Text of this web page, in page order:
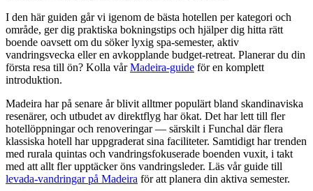
I den här guiden går vi igenom de bästa hotellen per kategori och
område, ger dig praktiska bokningstips och hjälper dig hitta rätt
boende oavsett om du söker lyxig spa-semester, aktiv
vandringsvecka eller en avkopplande budget-retreat. Planerar du din
första resa till ön? Kolla vårMadeira-guide för en komplett
introduktion.
Madeira har på senare år blivit alltmer populärt bland skandinaviska
resenärer, och utbudet av direktflyg har ökat. Det har lett till fler
hotellöppningar och renoveringar — särskilt i Funchal där flera
klassiska hotell har uppgraderat sina faciliteter. Samtidigt har trenden
med rurala quintas och vandringsfokuserade boenden vuxit, i takt
med att allt fler upptäcker öns vandringsleder. Läs vår guide till
levada-vandringar på Madeira för att planera din aktiva semester.